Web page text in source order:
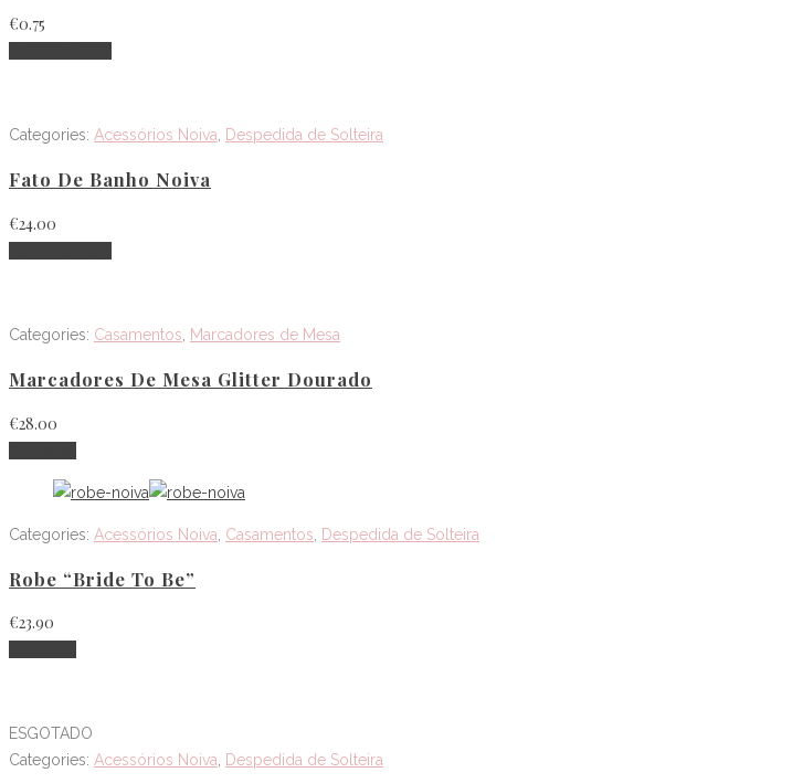
€0.75
Categories: Acessórios Noiva Despedida de Solteira
Fato De Banho Noiva
€24.00
Categories: Casamentos Marcadores de Mesa
Marcadores De Mesa Glitter Dourado
€28.00
Categories: Acessórios Noiva Casamentos Despedida de Solteira
Robe “Bride To Be”
€23.90
ESGOTADO
Categories: Acessórios Noiva, Despedida de Solteira